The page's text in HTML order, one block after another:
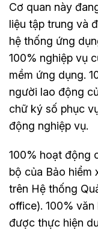
Cơ quan này
liệu tập trung và
hệ thống ứng
100% nghiệp vụ
mềm ứng dụng.
người lao động
chữ ký số phục
động nghiệp vụ.
100% hoạt động
bộ của Bảo hiểm
trên Hệ thống
office). 100%
được thực hiện